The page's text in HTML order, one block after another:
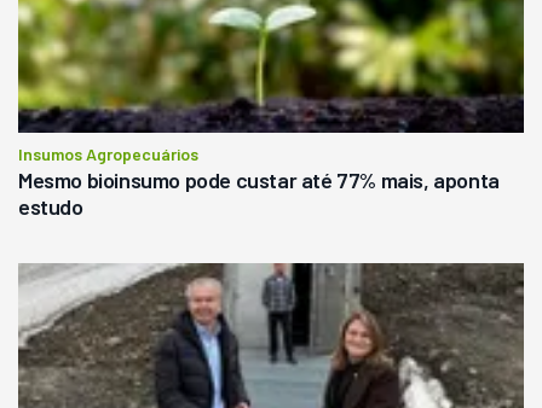
Insumos Agropecuários
Mesmo bioinsumo pode custar até 77% mais, aponta
estudo